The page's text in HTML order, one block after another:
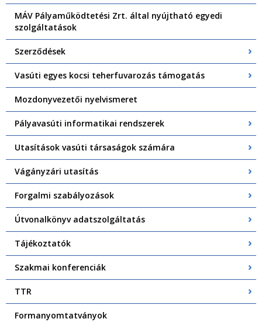
MÁV Pályaműködtetési Zrt. által nyújtható egyedi
szolgáltatások
Szerződések
Vasúti egyes kocsi teherfuvarozás támogatás
Mozdonyvezetői nyelvismeret
Pályavasúti informatikai rendszerek
Utasítások vasúti társaságok számára
Vágányzári utasítás
Forgalmi szabályozások
Útvonalkönyv adatszolgáltatás
Tájékoztatók
Szakmai konferenciák
TTR
Formanyomtatványok